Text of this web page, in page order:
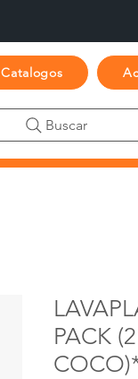
Catalogos
Buscar
PACK